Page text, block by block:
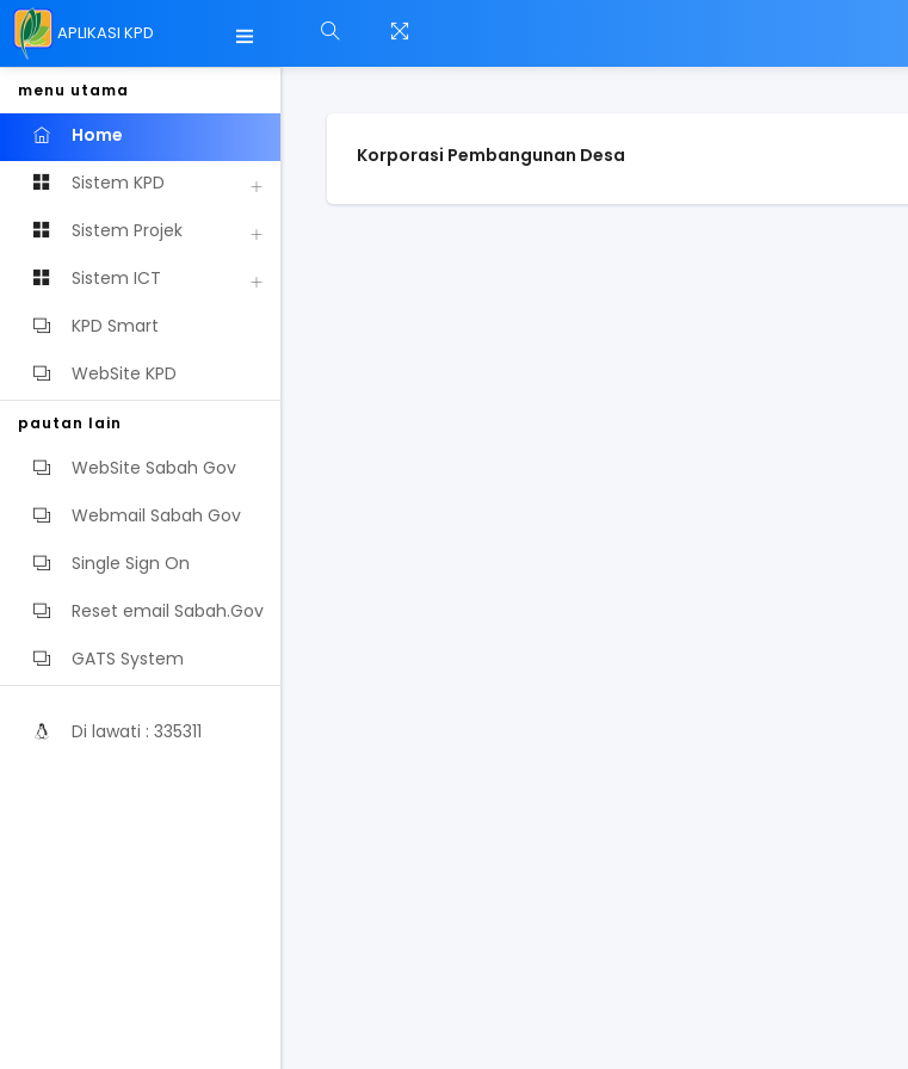
APLIKASI KPD
menu utama
Home
Sistem KPD
Sistem Projek
Sistem ICT
KPD Smart
WebSite KPD
pautan lain
WebSite Sabah Gov
Webmail Sabah Gov
Single Sign On
Reset email Sabah.Gov
GATS System
Di lawati : 335311
Korporasi Pembangunan Desa